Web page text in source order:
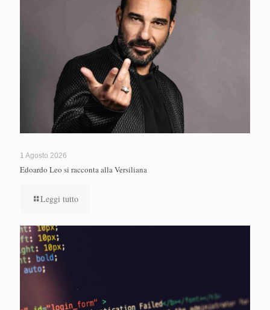
1 Agosto 2026
Edoardo Leo si racconta alla Versiliana
Leggi tutto